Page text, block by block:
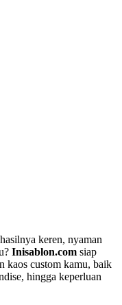
keren, nyaman
Inisablon.com siap
kaos custom kamu, baik
hingga keperluan